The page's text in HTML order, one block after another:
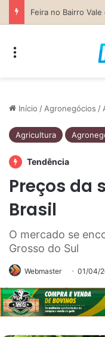
Previsão do
Início / Agronegócios /
Agricultura
Tendência
Preços da
Brasil
O mercado se
Grosso do Sul
Webmaster 01/04/